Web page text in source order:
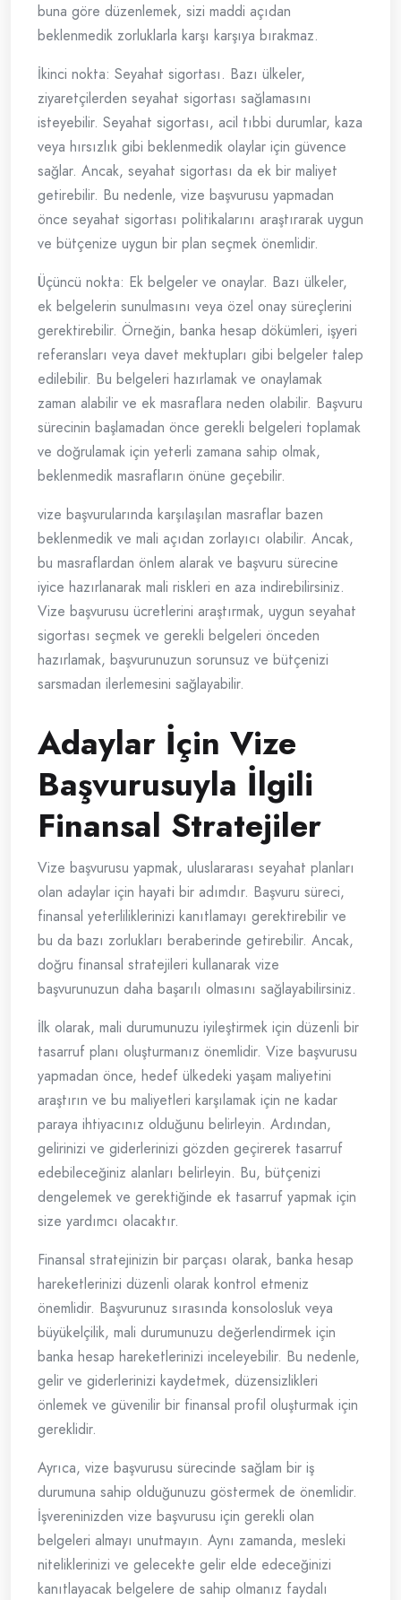
buna göre düzenlemek, sizi maddi açıdan
beklenmedik zorluklarla karşı karşıya bırakmaz.
İkinci nokta: Seyahat sigortası. Bazı ülkeler,
ziyaretçilerden seyahat sigortası sağlamasını
isteyebilir. Seyahat sigortası, acil tıbbi durumlar, kaza
veya hırsızlık gibi beklenmedik olaylar için güvence
sağlar. Ancak, seyahat sigortası da ek bir maliyet
getirebilir. Bu nedenle, vize başvurusu yapmadan
önce seyahat sigortası politikalarını araştırarak uygun
ve bütçenize uygun bir plan seçmek önemlidir.
Üçüncü nokta: Ek belgeler ve onaylar. Bazı ülkeler,
ek belgelerin sunulmasını veya özel onay süreçlerini
gerektirebilir. Örneğin, banka hesap dökümleri, işyeri
referansları veya davet mektupları gibi belgeler talep
edilebilir. Bu belgeleri hazırlamak ve onaylamak
zaman alabilir ve ek masraflara neden olabilir. Başvuru
sürecinin başlamadan önce gerekli belgeleri toplamak
ve doğrulamak için yeterli zamana sahip olmak,
beklenmedik masrafların önüne geçebilir.
vize başvurularında karşılaşılan masraflar bazen
beklenmedik ve mali açıdan zorlayıcı olabilir. Ancak,
bu masraflardan önlem alarak ve başvuru sürecine
iyice hazırlanarak mali riskleri en aza indirebilirsiniz.
Vize başvurusu ücretlerini araştırmak, uygun seyahat
sigortası seçmek ve gerekli belgeleri önceden
hazırlamak, başvurunuzun sorunsuz ve bütçenizi
sarsmadan ilerlemesini sağlayabilir.
Adaylar İçin Vize
Başvurusuyla İlgili
Finansal Stratejiler
Vize başvurusu yapmak, uluslararası seyahat planları
olan adaylar için hayati bir adımdır. Başvuru süreci,
finansal yeterliliklerinizi kanıtlamayı gerektirebilir ve
bu da bazı zorlukları beraberinde getirebilir. Ancak,
doğru finansal stratejileri kullanarak vize
başvurunuzun daha başarılı olmasını sağlayabilirsiniz.
İlk olarak, mali durumunuzu iyileştirmek için düzenli bir
tasarruf planı oluşturmanız önemlidir. Vize başvurusu
yapmadan önce, hedef ülkedeki yaşam maliyetini
araştırın ve bu maliyetleri karşılamak için ne kadar
paraya ihtiyacınız olduğunu belirleyin. Ardından,
gelirinizi ve giderlerinizi gözden geçirerek tasarruf
edebileceğiniz alanları belirleyin. Bu, bütçenizi
dengelemek ve gerektiğinde ek tasarruf yapmak için
size yardımcı olacaktır.
Finansal stratejinizin bir parçası olarak, banka hesap
hareketlerinizi düzenli olarak kontrol etmeniz
önemlidir. Başvurunuz sırasında konsolosluk veya
büyükelçilik, mali durumunuzu değerlendirmek için
banka hesap hareketlerinizi inceleyebilir. Bu nedenle,
gelir ve giderlerinizi kaydetmek, düzensizlikleri
önlemek ve güvenilir bir finansal profil oluşturmak için
gereklidir.
Ayrıca, vize başvurusu sürecinde sağlam bir iş
durumuna sahip olduğunuzu göstermek de önemlidir.
İşvereninizden vize başvurusu için gerekli olan
belgeleri almayı unutmayın. Aynı zamanda, mesleki
niteliklerinizi ve gelecekte gelir elde edeceğinizi
kanıtlayacak belgelere de sahip olmanız faydalı